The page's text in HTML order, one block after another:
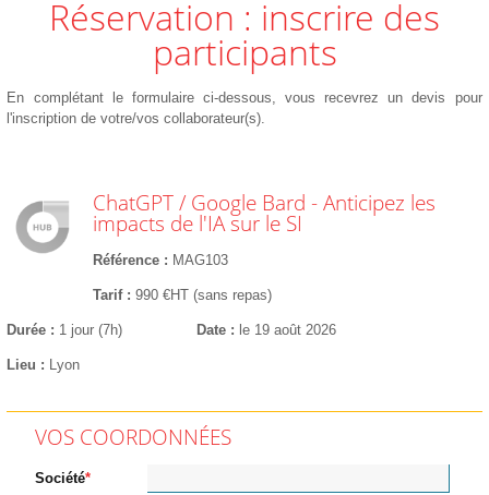
Réservation : inscrire des
participants
En complétant le formulaire ci-dessous, vous recevrez un devis pour
l'inscription de votre/vos collaborateur(s).
ChatGPT / Google Bard - Anticipez les
impacts de l'IA sur le SI
Référence MAG103
Tarif 990 €HT (sans repas)
Durée 1 jour (7h) Date le 19 août 2026
Lieu Lyon
VOS COORDONNÉES
Société